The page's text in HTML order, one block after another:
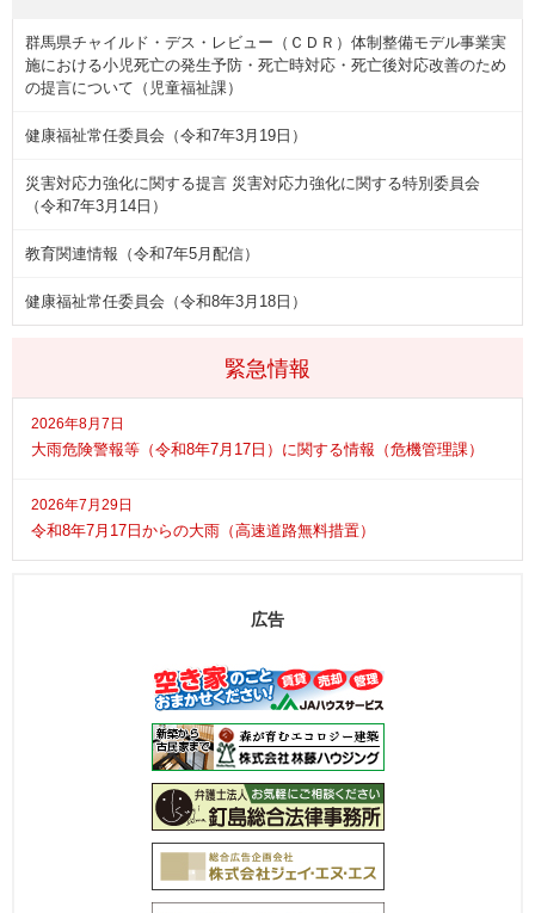
緊急情報
2026年8月7日
大雨危険警報等（令和8年7月17日）に関する情報（危機管理課）
2026年7月29日
令和8年7月17日からの大雨（高速道路無料措置）
群馬県チャイルド・デス・レビュー（ＣＤＲ）体制整備モデル事業実
施における小児死亡の発生予防・死亡時対応・死亡後対応改善のため
の提言について（児童福祉課）
健康福祉常任委員会（令和7年3月19日）
災害対応力強化に関する提言 災害対応力強化に関する特別委員会
（令和7年3月14日）
教育関連情報（令和7年5月配信）
健康福祉常任委員会（令和8年3月18日）
広告